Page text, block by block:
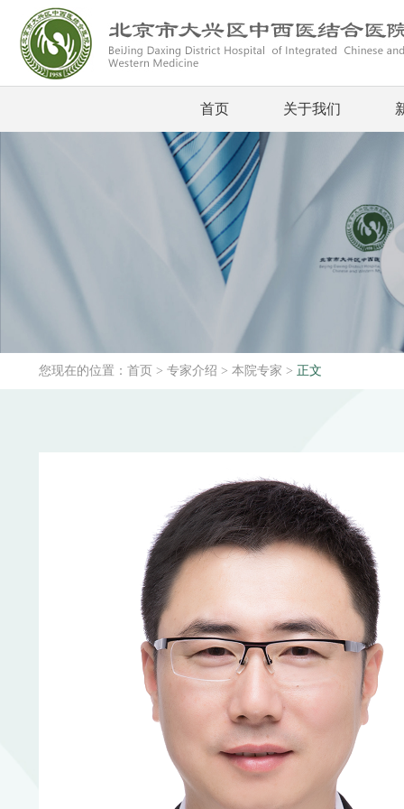
首页 关于我们
您现在的位置： 首页 > 专家介绍 > 本院专家 > 正文